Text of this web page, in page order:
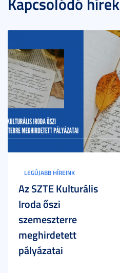
LEGÚJABB HÍREINK
Az SZTE Kulturális
Iroda őszi
szemeszterre
meghirdetett
pályázatai